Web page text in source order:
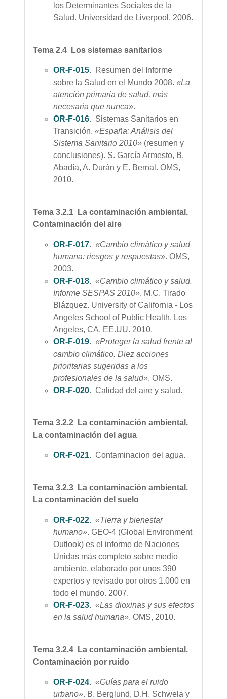
los Determinantes Sociales de la
Salud. Universidad de Liverpool, 2006.
Tema 2.4 Los sistemas sanitarios
OR-F-015. Resumen del Informe
sobre la Salud en el Mundo 2008. «La
atención primaria de salud, más
necesaria que nunca».
OR-F-016. Sistemas Sanitarios en
Transición. «España: Análisis del
Sistema Sanitario 2010» (resumen y
conclusiones). S. García Armesto, B.
Abadía, A. Durán y E. Bernal. OMS,
2010.
Tema 3.2.1 La contaminación ambiental.
Contaminación del aire
OR-F-017. «Cambio climático y salud
humana: riesgos y respuestas». OMS,
2003.
OR-F-018. «Cambio climático y salud.
Informe SESPAS 2010». M.C. Tirado
Blázquez. University of California - Los
Angeles School of Public Health, Los
Angeles, CA, EE.UU. 2010.
OR-F-019. «Proteger la salud frente al
cambio climático. Diez acciones
prioritarias sugeridas a los
profesionales de la salud». OMS.
OR-F-020. Calidad del aire y salud.
Tema 3.2.2 La contaminación ambiental.
La contaminación del agua
OR-F-021. Contaminacion del agua.
Tema 3.2.3 La contaminación ambiental.
La contaminación del suelo
OR-F-022. «Tierra y bienestar
humano». GEO-4 (Global Environment
Outlook) es el informe de Naciones
Unidas más completo sobre medio
ambiente, elaborado por unos 390
expertos y revisado por otros 1.000 en
todo el mundo. 2007.
OR-F-023. «Las dioxinas y sus efectos
en la salud humana». OMS, 2010.
Tema 3.2.4 La contaminación ambiental.
Contaminación por ruido
OR-F-024. «Guías para el ruido
urbano». B. Berglund, D.H. Schwela y